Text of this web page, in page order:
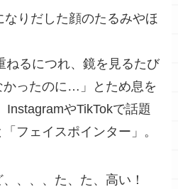
りだした顔のたるみやほ
ねるにつれ、鏡を見るたび
かったのに…」とため息を
InstagramやTikTokで話題
「フェイスポインター」 。
、、、 た、た、高い！